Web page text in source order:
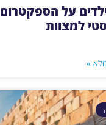
על הספקטרום
למצוות
»